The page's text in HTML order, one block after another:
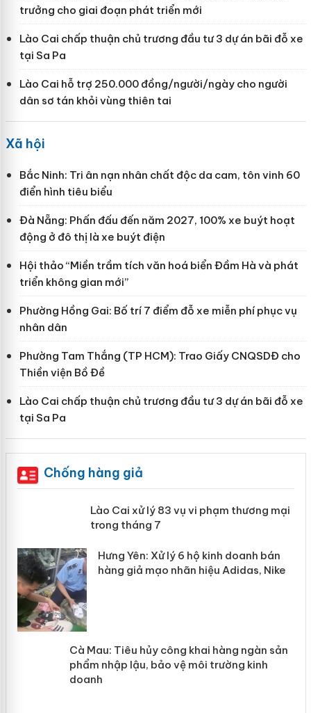
trưởng cho giai đoạn phát triển mới
Lào Cai chấp thuận chủ trương đầu tư 3 dự án bãi đỗ xe
tại Sa Pa
Lào Cai hỗ trợ 250.000 đồng/người/ngày cho người
dân sơ tán khỏi vùng thiên tai
Xã hội
Bắc Ninh: Tri ân nạn nhân chất độc da cam, tôn vinh 60
điển hình tiêu biểu
Đà Nẵng: Phấn đấu đến năm 2027, 100% xe buýt hoạt
động ở đô thị là xe buýt điện
Hội thảo “Miền trầm tích văn hoá biển Đầm Hà và phát
triển không gian mới”
Phường Hồng Gai: Bố trí 7 điểm đỗ xe miễn phí phục vụ
nhân dân
Phường Tam Thắng (TP HCM): Trao Giấy CNQSDĐ cho
Thiền viện Bồ Đề
Lào Cai chấp thuận chủ trương đầu tư 3 dự án bãi đỗ xe
tại Sa Pa
Chống hàng giả
Lào Cai xử lý 83 vụ vi phạm thương
mại trong tháng 7